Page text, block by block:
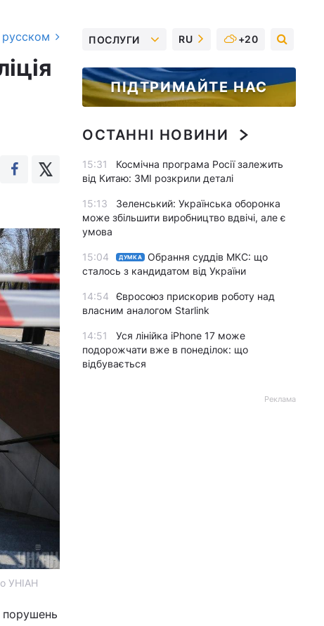
русском
УНІАН
порушень
ПОСЛУГИ RU +20
ПІДТРИМАЙТЕ НАС
ОСТАННІ НОВИНИ
15:31
Космічна програма Росії залежить
від Китаю: ЗМІ розкрили деталі
15:13
Зеленський: Українська оборонка
може збільшити виробництво вдвічі, але є
умова
15:04 ДУМКА
Обрання суддів МКС: що
сталось з кандидатом від України
14:54
Євросоюз прискорив роботу над
власним аналогом Starlink
14:51
Уся лінійка iPhone 17 може
подорожчати вже в понеділок: що
відбувається
Реклама